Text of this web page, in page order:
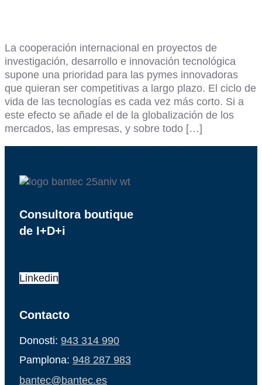
La cooperación internacional en proyectos de
investigación, desarrollo e innovación tecnológica
supone una prioridad para las pymes innovadoras
que quieran ser competitivas a largo plazo. El ciclo de
vida de las tecnologías es cada vez más corto. Si a
este efecto se añade el de la globalización de los
mercados, las empresas, y sobre todo […]
Consultora boutique
de I+D+i
Linkedin
Contacto
Donosti: 943 314 990
Pamplona: 948 287 983
bantec@bantec.es